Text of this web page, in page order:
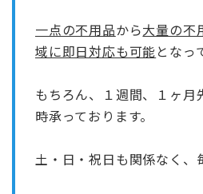
一点の不用品から大量の不
域に即日対応も可能となっ
もちろん、１週間、１ヶ月
時承っております。
土・日・祝日も関係なく、